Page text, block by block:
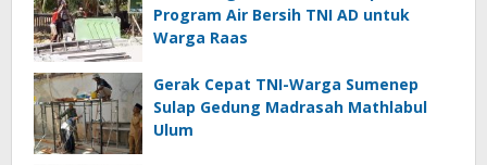
Program Air Bersih TNI AD untuk
Warga Raas
Gerak Cepat TNI-Warga Sumenep
Sulap Gedung Madrasah Mathlabul
Ulum